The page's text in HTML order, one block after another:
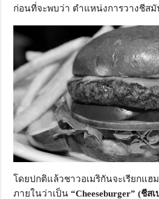
ก่อนที่จะพบว่า ตำแหน่งการวางชีส
โดยปกติแล้วชาวอเมริกันจะเรียกแฮ
ภายในว่าเป็น“Cheeseburger”(ชีสเ